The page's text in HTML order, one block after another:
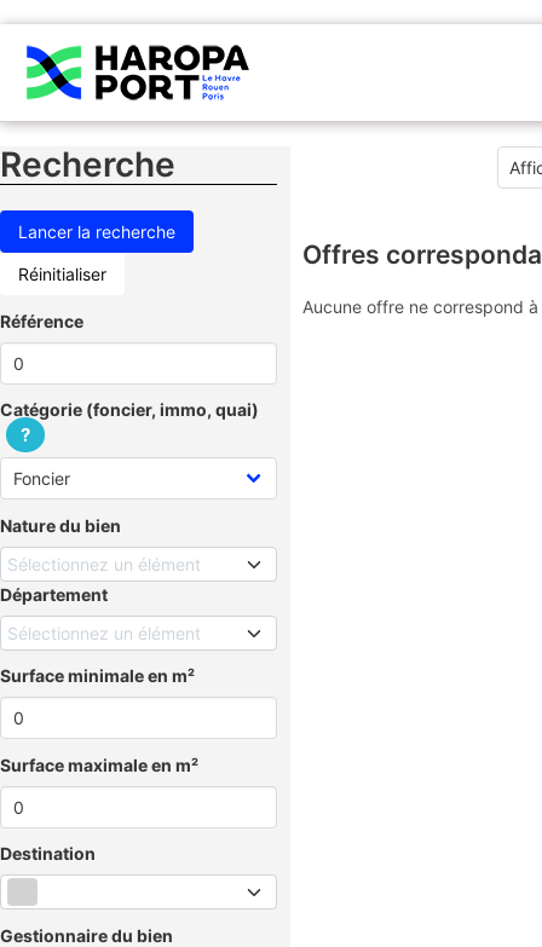
Recherche
Réinitialiser
Référence
Catégorie (foncier, immo, quai)
?
Nature du bien
Sélectionnez un élément
Département
Sélectionnez un élément
Surface minimale en m²
Surface maximale en m²
Destination
Gestionnaire du bien
Offres
Aucune offre ne correspond